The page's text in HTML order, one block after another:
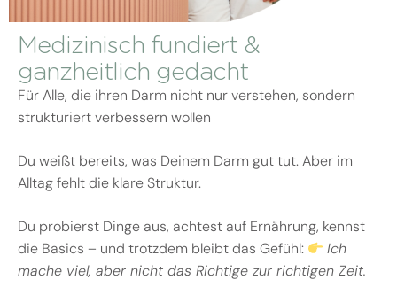
Medizinisch fundiert &
ganzheitlich gedacht
Für Alle, die ihren Darm nicht nur verstehen, sondern
strukturiert verbessern wollen
Du weißt bereits, was Deinem Darm gut tut. Aber im
Alltag fehlt die klare Struktur.
Du probierst Dinge aus, achtest auf Ernährung, kennst
die Basics – und trotzdem bleibt das Gefühl:
Ich
mache viel, aber nicht das Richtige zur richtigen Zeit.